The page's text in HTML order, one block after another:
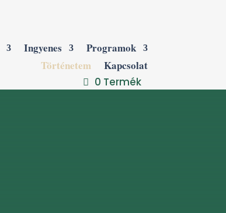
Ingyenes
Programok
Történetem
Kapcsolat
0 Termék